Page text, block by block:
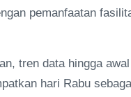
pemanfaatan
tren data hingga
hari Rabu